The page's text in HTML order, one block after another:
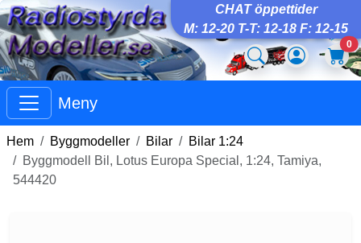
CHAT öppettider
M: 12-20 T-T: 12-18 F: 12-15
0
Meny
Hem Byggmodeller Bilar
Bilar 1:24
Byggmodell Bil, Lotus Europa Special, 1:24, Tamiya,
544420